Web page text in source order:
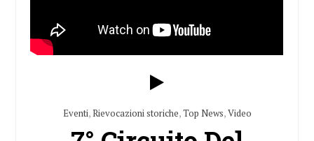
Eventi,Rievocazioni storiche,Top News,Video